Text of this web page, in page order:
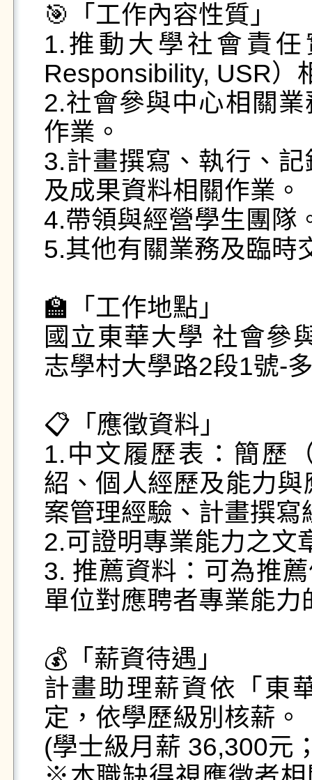
🎯「工作內容性質」
1.推動大學社會責任
Responsibility, USR）
2.社會參與中心相關
作業。
3.計畫撰寫、執行、
及成果資料相關作業。
4.帶領與經營學生團隊
5.其他有關業務及臨時
🏫「工作地點」
國立東華大學 社會參
志學村大學路2段1號-
📋「應徵資料」
1.中文履歷表：簡歷
紹、個人經歷及能力
案管理經驗、計畫撰寫
2.可證明專業能力之文
3. 推薦資料：可為推
單位對應聘者專業能力
💰「薪資待遇」
計畫助理薪資依「東
定，依學歷級別核薪。
(學士級月薪 36,300元